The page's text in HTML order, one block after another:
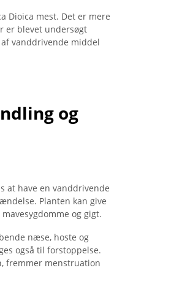
Dioica mest. Det er mere
er blevet undersøgt
vanddrivende middel
og
at have en vanddrivende
Planten kan give
og gigt.
næse, hoste og
også til forstoppelse.
fremmer menstruation